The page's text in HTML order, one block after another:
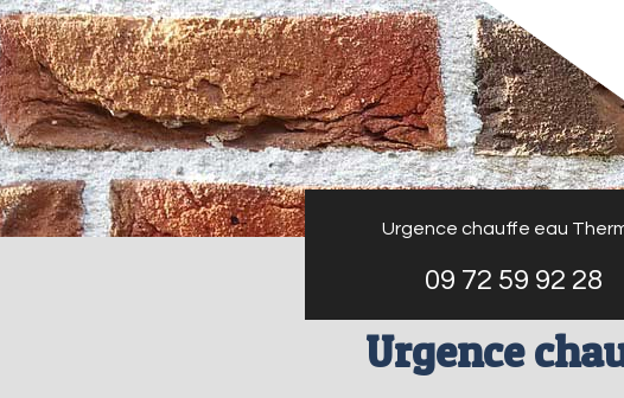
Urgence chauffe eau
09 72 59 92 28
Urgence